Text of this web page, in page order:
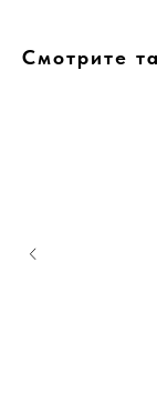
Смотрите